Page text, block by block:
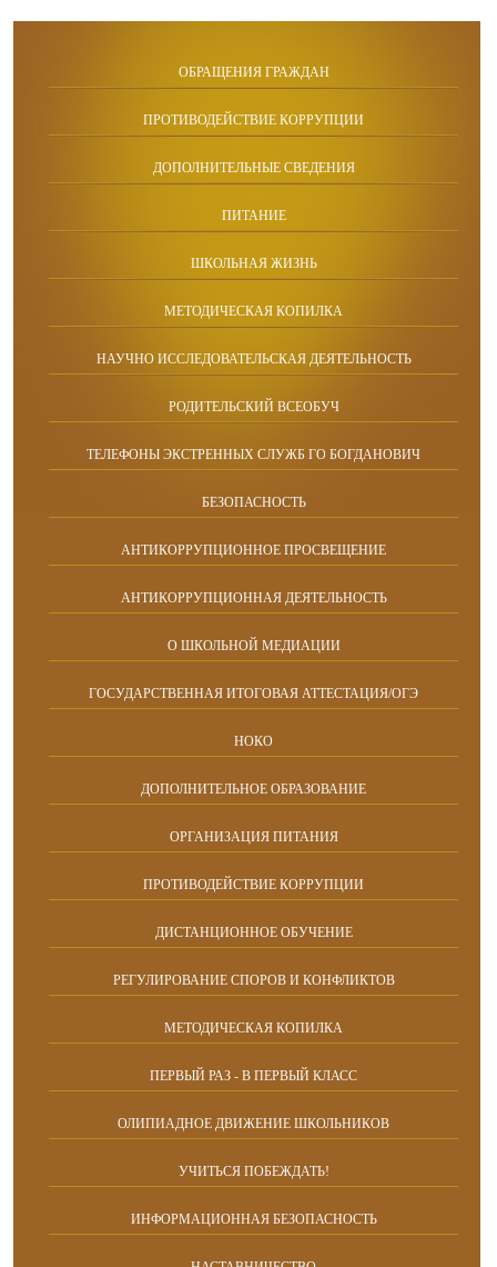
ОБРАЩЕНИЯ ГРАЖДАН
ПРОТИВОДЕЙСТВИЕ КОРРУПЦИИ
ДОПОЛНИТЕЛЬНЫЕ СВЕДЕНИЯ
ПИТАНИЕ
ШКОЛЬНАЯ ЖИЗНЬ
МЕТОДИЧЕСКАЯ КОПИЛКА
НАУЧНО ИССЛЕДОВАТЕЛЬСКАЯ ДЕЯТЕЛЬНОСТЬ
РОДИТЕЛЬСКИЙ ВСЕОБУЧ
ТЕЛЕФОНЫ ЭКСТРЕННЫХ СЛУЖБ ГО БОГДАНОВИЧ
БЕЗОПАСНОСТЬ
АНТИКОРРУПЦИОННОЕ ПРОСВЕЩЕНИЕ
АНТИКОРРУПЦИОННАЯ ДЕЯТЕЛЬНОСТЬ
О ШКОЛЬНОЙ МЕДИАЦИИ
ГОСУДАРСТВЕННАЯ ИТОГОВАЯ АТТЕСТАЦИЯ/ОГЭ
НОКО
ДОПОЛНИТЕЛЬНОЕ ОБРАЗОВАНИЕ
ОРГАНИЗАЦИЯ ПИТАНИЯ
ПРОТИВОДЕЙСТВИЕ КОРРУПЦИИ
ДИСТАНЦИОННОЕ ОБУЧЕНИЕ
РЕГУЛИРОВАНИЕ СПОРОВ И КОНФЛИКТОВ
МЕТОДИЧЕСКАЯ КОПИЛКА
ПЕРВЫЙ РАЗ - В ПЕРВЫЙ КЛАСС
ОЛИПИАДНОЕ ДВИЖЕНИЕ ШКОЛЬНИКОВ
УЧИТЬСЯ ПОБЕЖДАТЬ!
ИНФОРМАЦИОННАЯ БЕЗОПАСНОСТЬ